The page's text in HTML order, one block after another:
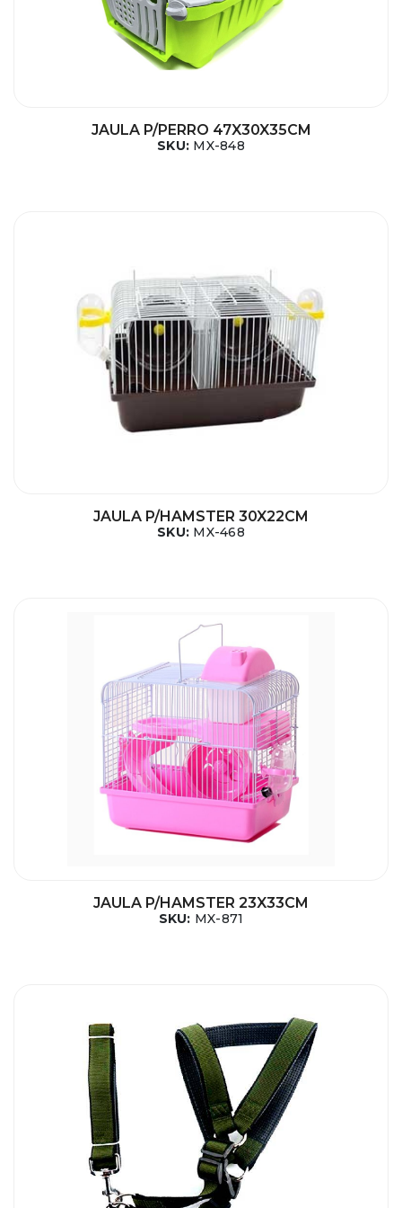
JAULA P/PERRO 47X30X35CM
SKU: MX-848
JAULA P/HAMSTER 30X22CM
SKU: MX-468
JAULA P/HAMSTER 23X33CM
SKU: MX-871